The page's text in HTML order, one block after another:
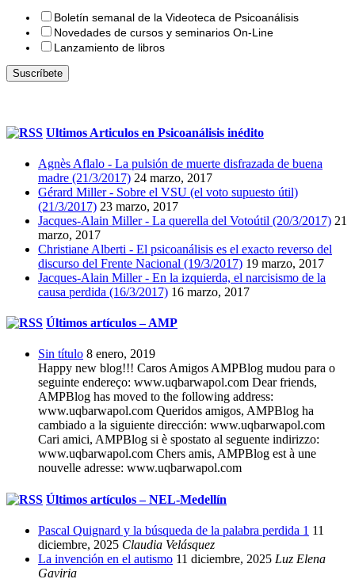
Boletín semanal de la Videoteca de Psicoanálisis
Novedades de cursos y seminarios On-Line
Lanzamiento de libros
Ultimos Articulos en Psicoanálisis inédito
Agnès Aflalo - La pulsión de muerte disfrazada de buena
madre (21/3/2017) 24 marzo, 2017
Gérard Miller - Sobre el VSU (el voto supuesto útil)
(21/3/2017) 23 marzo, 2017
Jacques-Alain Miller - La querella del Votoútil (20/3/2017) 21
marzo, 2017
Christiane Alberti - El psicoanálisis es el exacto reverso del
discurso del Frente Nacional (19/3/2017) 19 marzo, 2017
Jacques-Alain Miller - En la izquierda, el narcisismo de la
causa perdida (16/3/2017) 16 marzo, 2017
Últimos artículos – AMP
Sin título 8 enero, 2019
Happy new blog!!! Caros Amigos AMPBlog mudou para o
seguinte endereço: www.uqbarwapol.com Dear friends,
AMPBlog has moved to the following address:
www.uqbarwapol.com Queridos amigos, AMPBlog ha
cambiado a la siguiente dirección: www.uqbarwapol.com
Cari amici, AMPBlog si è spostato al seguente indirizzo:
www.uqbarwapol.com Chers amis, AMPBlog est à une
nouvelle adresse: www.uqbarwapol.com
Últimos artículos – NEL-Medellín
Pascal Quignard y la búsqueda de la palabra perdida 1 11
diciembre, 2025 Claudia Velásquez
La invención en el autismo 11 diciembre, 2025 Luz Elena
Gaviria